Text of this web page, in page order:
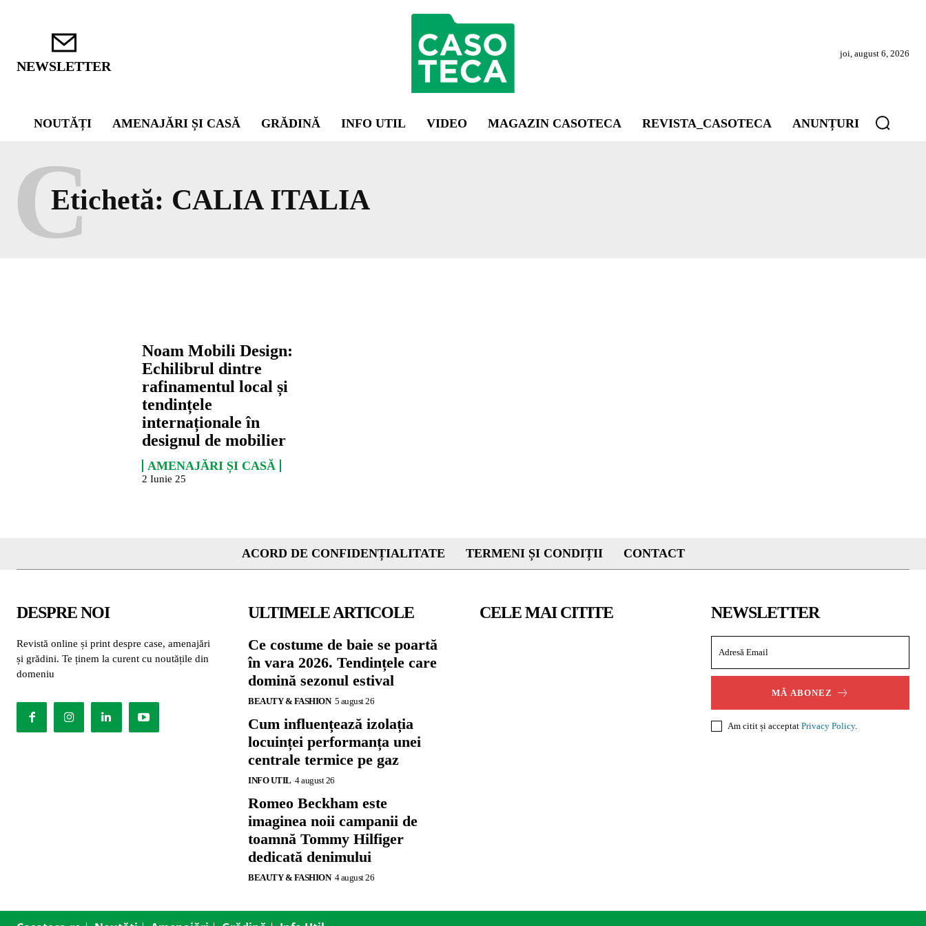
NEWSLETTER
joi, august 6, 2026
NOUTĂȚI AMENAJĂRI ȘI CASĂ GRĂDINĂ INFO UTIL VIDEO MAGAZIN CASOTECA REVISTA_CASOTECA ANUNȚURI
Etichetă: CALIA ITALIA
C
Noam Mobili Design:
Echilibrul dintre
rafinamentul local și
tendințele
internaționale în
designul de mobilier
AMENAJĂRI ȘI CASĂ
2 Iunie 25
ACORD DE CONFIDENȚIALITATE TERMENI ȘI CONDIȚII CONTACT
DESPRE NOI
Revistă online și print despre case, amenajări
și grădini. Te ținem la curent cu noutățile din
domeniu
ULTIMELE ARTICOLE
Ce costume de baie se poartă
în vara 2026. Tendințele care
domină sezonul estival
BEAUTY & FASHION 5 august 26
Cum influențează izolația
locuinței performanța unei
centrale termice pe gaz
INFO UTIL 4 august 26
Romeo Beckham este
imaginea noii campanii de
toamnă Tommy Hilfiger
dedicată denimului
BEAUTY & FASHION 4 august 26
CELE MAI CITITE NEWSLETTER
MĂ ABONEZ
Am citit și acceptat Privacy Policy.